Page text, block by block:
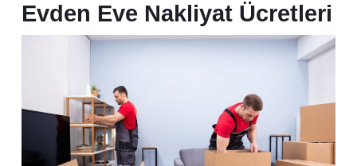
Evden Eve Nakliyat Ücretleri